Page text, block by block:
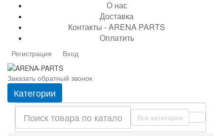
О нас
Доставка
Контакты - ARENA PARTS
Оплатить
Регистрация Вход
Заказать обратный звонок
Категории
Все категории